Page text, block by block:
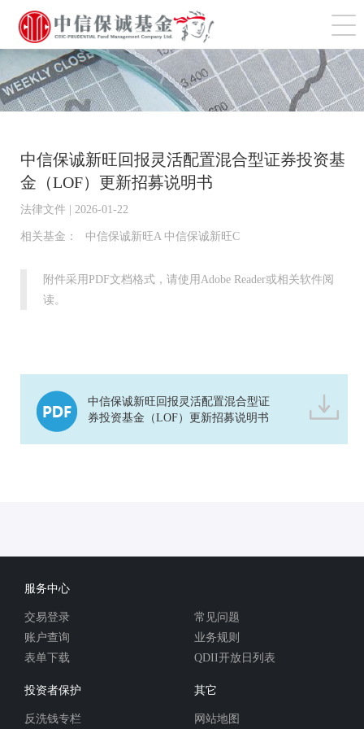
切
中信保诚新旺回报灵活配置混合型证券投资基
金（LOF）更新招募说明书
法律文件 | 2026-01-22
相关基金： 中信保诚新旺A 中信保诚新旺C
附件采用PDF文档格式，请使用Adobe Reader或相关软件阅
读。
中信保诚新旺回报灵活配置混合型证
券投资基金（LOF）更新招募说明书
服务中心
交易登录
账户查询
表单下载
常见问题
业务规则
QDII开放日列表
投资者保护
反洗钱专栏
其它
网站地图